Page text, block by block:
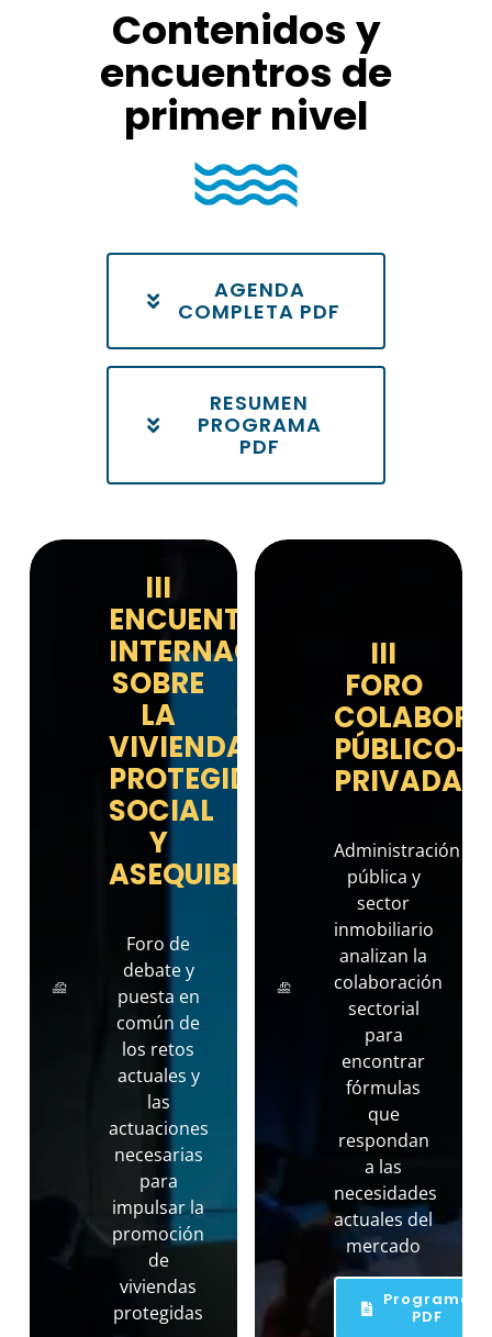
Contenidos y
encuentros de
primer nivel
AGENDA
COMPLETA PDF
RESUMEN
PROGRAMA
PDF
III
ENCUENTRO
INTERNACIONAL
SOBRE
LA
VIVIENDA
PROTEGIDA,
SOCIAL
Y
ASEQUIBLE
Foro de
debate y
puesta en
común de
los retos
actuales y
las
actuaciones
necesarias
para
impulsar la
promoción
de
viviendas
protegidas
III
FORO
PÚBLICO-
PRIVADA
Administración
pública y
sector
inmobiliario
analizan la
colaboración
sectorial
para
encontrar
fórmulas
que
respondan
a las
necesidades
actuales del
mercado
Programa
PDF